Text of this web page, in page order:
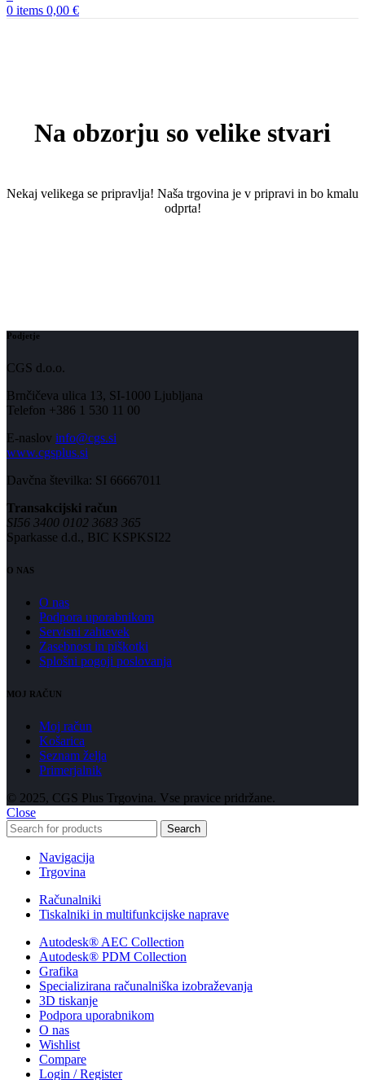
0 items 0,00 €
Na obzorju so velike stvari
Nekaj ​​velikega se pripravlja! Naša trgovina je v pripravi in ​​bo kmalu
odprta!
Podjetje
CGS d.o.o.
Brnčičeva ulica 13, SI-1000 Ljubljana
Telefon +386 1 530 11 00
E-naslov info@cgs.si
www.cgsplus.si
Davčna številka: SI 66667011
Transakcijski račun
SI56 3400 0102 3683 365
Sparkasse d.d., BIC KSPKSI22
O NAS
O nas
Podpora uporabnikom
Servisni zahtevek
Zasebnost in piškotki
Splošni pogoji poslovanja
MOJ RAČUN
Moj račun
Košarica
Seznam želja
Primerjalnik
© 2025, CGS Plus Trgovina. Vse pravice pridržane.
Close
Search
Navigacija
Trgovina
Računalniki
Tiskalniki in multifunkcijske naprave
Autodesk® AEC Collection
Autodesk® PDM Collection
Grafika
Specializirana računalniška izobraževanja
3D tiskanje
Podpora uporabnikom
O nas
Wishlist
Compare
Login / Register